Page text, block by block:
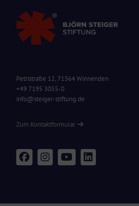
Petristraße 12, 71364 Winnenden
+49 7195 3055-0
info@steiger-stiftung.de
Zum Kontaktformular